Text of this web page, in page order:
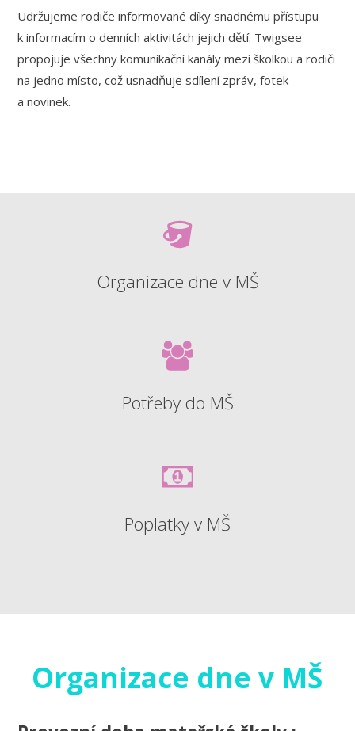
Udržujeme rodiče informované díky snadnému přístupu
k informacím o denních aktivitách jejich dětí. Twigsee
propojuje všechny komunikační kanály mezi školkou a rodiči
na jedno místo, což usnadňuje sdílení zpráv, fotek
a novinek.
Organizace dne v MŠ
Potřeby do MŠ
Poplatky v MŠ
Organizace dne v MŠ